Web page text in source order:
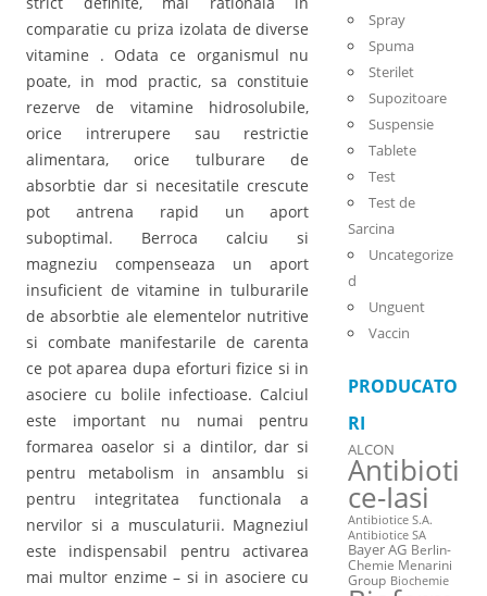
comparatie cu priza izolata de diverse
vitamine . Odata ce organismul nu
poate, in mod practic, sa constituie
rezerve de vitamine hidrosolubile,
orice intrerupere sau restrictie
alimentara, orice tulburare de
absorbtie dar si necesitatile crescute
pot antrena rapid un aport
suboptimal. Berroca calciu si
magneziu compenseaza un aport
insuficient de vitamine in tulburarile
de absorbtie ale elementelor nutritive
si combate manifestarile de carenta
ce pot aparea dupa eforturi fizice si in
asociere cu bolile infectioase. Calciul
este important nu numai pentru
formarea oaselor si a dintilor, dar si
pentru metabolism in ansamblu si
pentru integritatea functionala a
nervilor si a musculaturii. Magneziul
este indispensabil pentru activarea
mai multor enzime – si in asociere cu
Spray
Spuma
Sterilet
Supozitoare
Suspensie
Tablete
Test
Test de
Sarcina
Uncategorize
d
Unguent
Vaccin
PRODUCATO
RI
ALCON
Antibioti
ce-Iasi
Antibiotice S.A.
Antibiotice SA
Bayer AG Berlin-
Chemie Menarini
Group Biochemie